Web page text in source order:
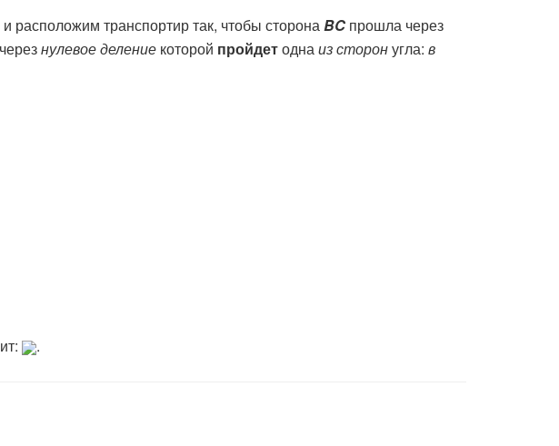
расположим транспортир так, чтобы сторонаBC прошла через
нулевое деление которой пройдетоднаиз сторонугла: в
.